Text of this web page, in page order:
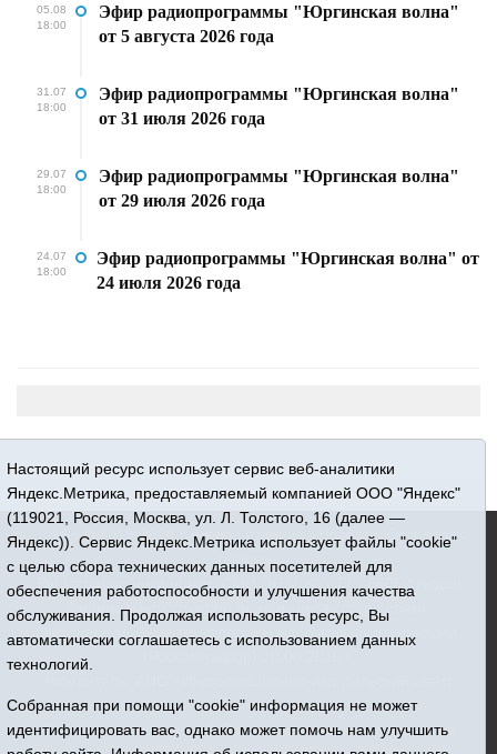
05.08
18:00
Эфир радиопрограммы "Юргинская волна"
от 5 августа 2026 года
31.07
18:00
Эфир радиопрограммы "Юргинская волна"
от 31 июля 2026 года
29.07
18:00
Эфир радиопрограммы "Юргинская волна"
от 29 июля 2026 года
24.07
18:00
Эфир радиопрограммы "Юргинская волна" от
24 июля 2026 года
16+ © 2015-2026 Сетевое издание «Новости Юргинского
Регистрационный номер СМИ ЭЛ № ФС 77 - 66052 выдан
Федеральной службой по надзору в сфере связи,
«Призыв»
Все права защищены © При использовании материалов
Настоящий ресурс использует сервис веб-аналитики
Яндекс.Метрика, предоставляемый компанией ООО "Яндекс"
(119021, Россия, Москва, ул. Л. Толстого, 16 (далее —
Яндекс)). Сервис Яндекс.Метрика использует файлы "cookie"
с целью сбора технических данных посетителей для
обеспечения работоспособности и улучшения качества
обслуживания. Продолжая использовать ресурс, Вы
автоматически соглашаетесь с использованием данных
технологий.
Собранная при помощи "cookie" информация не может
идентифицировать вас, однако может помочь нам улучшить